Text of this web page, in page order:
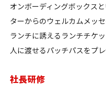
オンボーディングボックス
ターからのウェルカムメッ
ランチに誘えるランチチケ
人に渡せるパッチパスをプ
社長研修